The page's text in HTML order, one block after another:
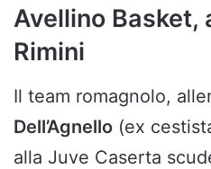
Avellino Basket,
Rimini
Il team romagnolo,
Dell’Agnello (ex
alla Juve Caserta